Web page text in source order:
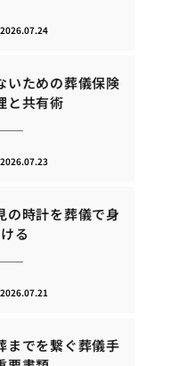
2026.07.24
いための葬儀保険
と共有術
2026.07.23
の時計を葬儀で身
る
2026.07.21
までを繋ぐ葬儀手